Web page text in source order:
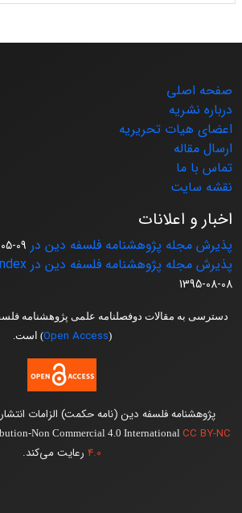
صفحه اصلی
درباره نشریه
اعضای هیات تحریریه
ارسال مقاله
تماس با ما
نقشه سایت
اخبار و اعلانات
پذیرش مجله پژوهشنامه فلسفه دین در philpapers 09
پذیرش مجله پژوهشنامه فلسفه دین در Philosopher's Index
1395-08-08
دسترسی به مقالات دوفصلنامه علمی پژوهشنامه
(
Open Access) است.
پژوهشنامه فلسفه دین (نامه حکمت) الزامات
Non Commercial 4.0 International CC BY-NC
4.0 رعایت می‌کند.